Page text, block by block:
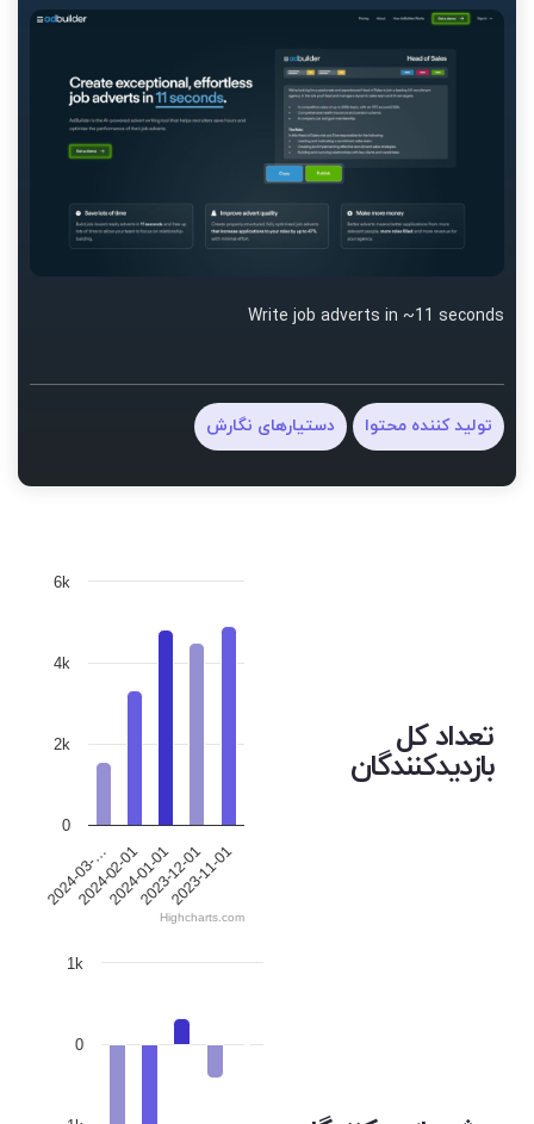
Write job adverts in ~11 seconds
تولید کننده محتوا دستیارهای نگارش
تعداد کل
بازدیدکنندگان
2024-03-…
2024-02-012024-01-012023-12-01
2023-11-01
0
2k
4k
6k
Highcharts.com
0
1k